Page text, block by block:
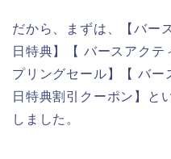
だから、まずは、【バー
日特典】【 バースアクテ
プリングセール】【 バー
日特典割引クーポン】と
しました。